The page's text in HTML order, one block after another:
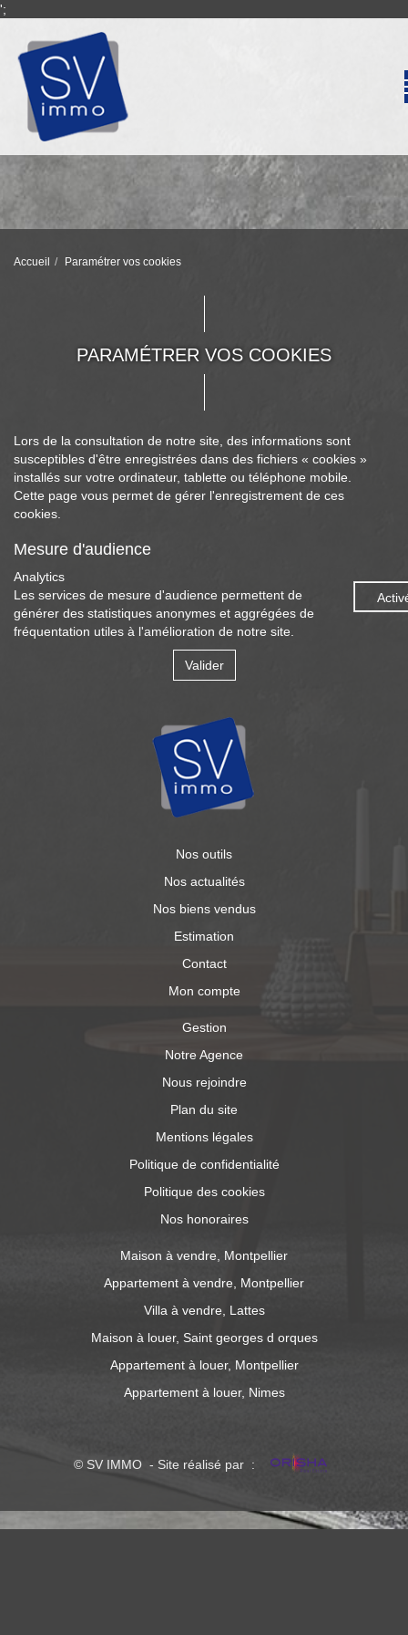
';
Accueil Paramétrer vos cookies
PARAMÉTRER VOS COOKIES
Lors de la consultation de notre site, des informations sont
susceptibles d'être enregistrées dans des fichiers « cookies »
installés sur votre ordinateur, tablette ou téléphone mobile.
Cette page vous permet de gérer l'enregistrement de ces
cookies.
Mesure d'audience
Analytics
Les services de mesure d'audience permettent de
générer des statistiques anonymes et aggrégées de
fréquentation utiles à l'amélioration de notre site.
Valider
Nos outils
Nos actualités
Nos biens vendus
Estimation
Contact
Mon compte
Gestion
Notre Agence
Nous rejoindre
Plan du site
Mentions légales
Politique de confidentialité
Politique des cookies
Nos honoraires
Maison à vendre, Montpellier
Appartement à vendre, Montpellier
Villa à vendre, Lattes
Maison à louer, Saint georges d orques
Appartement à louer, Montpellier
Appartement à louer, Nimes
© SV IMMO - Site réalisé par :